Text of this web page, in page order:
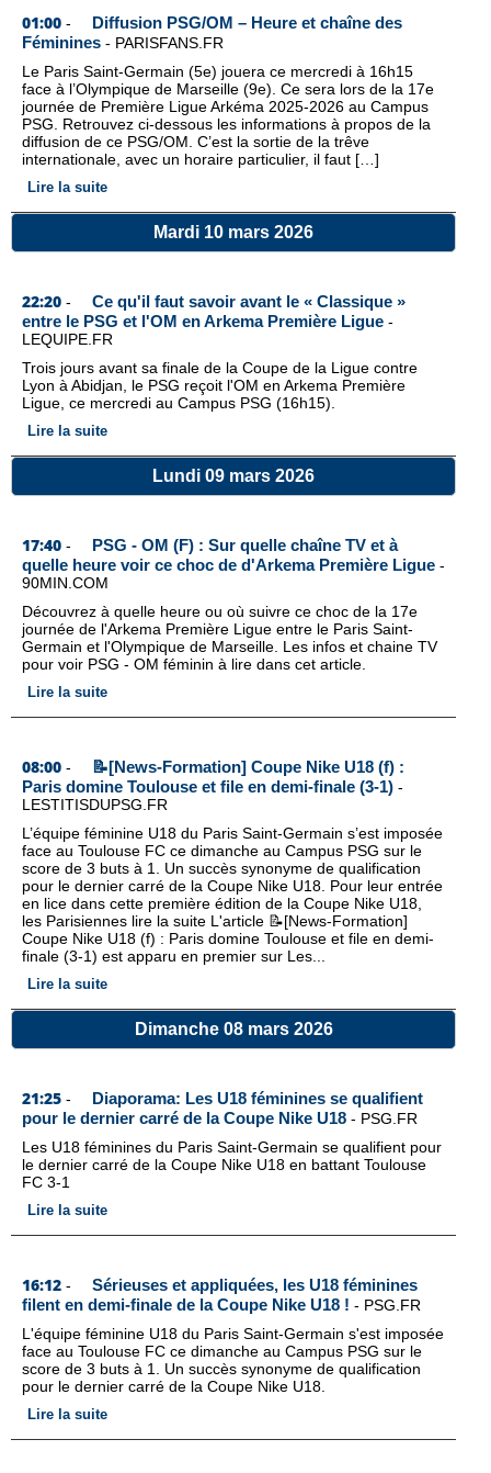
01:00 -
Diffusion PSG/OM – Heure et chaîne des
Féminines - PARISFANS.FR
Le Paris Saint-Germain (5e) jouera ce mercredi à 16h15
face à l’Olympique de Marseille (9e). Ce sera lors de la 17e
journée de Première Ligue Arkéma 2025-2026 au Campus
PSG. Retrouvez ci-dessous les informations à propos de la
diffusion de ce PSG/OM. C’est la sortie de la trêve
internationale, avec un horaire particulier, il faut […]
Lire la suite
Mardi 10 mars 2026
22:20 -
Ce qu'il faut savoir avant le « Classique »
entre le PSG et l'OM en Arkema Première Ligue -
LEQUIPE.FR
Trois jours avant sa finale de la Coupe de la Ligue contre
Lyon à Abidjan, le PSG reçoit l'OM en Arkema Première
Ligue, ce mercredi au Campus PSG (16h15).
Lire la suite
Lundi 09 mars 2026
17:40 -
PSG - OM (F) : Sur quelle chaîne TV et à
quelle heure voir ce choc de d'Arkema Première Ligue -
90MIN.COM
Découvrez à quelle heure ou où suivre ce choc de la 17e
journée de l'Arkema Première Ligue entre le Paris Saint-
Germain et l'Olympique de Marseille. Les infos et chaine TV
pour voir PSG - OM féminin à lire dans cet article.
Lire la suite
08:00 -
📝[News-Formation] Coupe Nike U18 (f) :
Paris domine Toulouse et file en demi-finale (3-1) -
LESTITISDUPSG.FR
L’équipe féminine U18 du Paris Saint-Germain s’est imposée
face au Toulouse FC ce dimanche au Campus PSG sur le
score de 3 buts à 1. Un succès synonyme de qualification
pour le dernier carré de la Coupe Nike U18. Pour leur entrée
en lice dans cette première édition de la Coupe Nike U18,
les Parisiennes lire la suite L'article 📝[News-Formation]
Coupe Nike U18 (f) : Paris domine Toulouse et file en demi-
finale (3-1) est apparu en premier sur Les...
Lire la suite
Dimanche 08 mars 2026
21:25 -
Diaporama: Les U18 féminines se qualifient
pour le dernier carré de la Coupe Nike U18 - PSG.FR
Les U18 féminines du Paris Saint-Germain se qualifient pour
le dernier carré de la Coupe Nike U18 en battant Toulouse
FC 3-1
Lire la suite
16:12 -
Sérieuses et appliquées, les U18 féminines
filent en demi-finale de la Coupe Nike U18 ! - PSG.FR
L'équipe féminine U18 du Paris Saint-Germain s'est imposée
face au Toulouse FC ce dimanche au Campus PSG sur le
score de 3 buts à 1. Un succès synonyme de qualification
pour le dernier carré de la Coupe Nike U18.
Lire la suite